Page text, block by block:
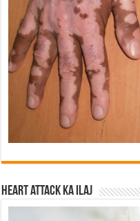
Heart attack ka ilaj